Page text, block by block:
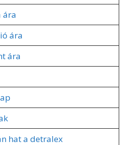
ára
ára
ára
hat a detralex